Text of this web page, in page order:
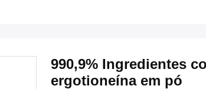
990,9% Ingredientes
ergotioneína em pó